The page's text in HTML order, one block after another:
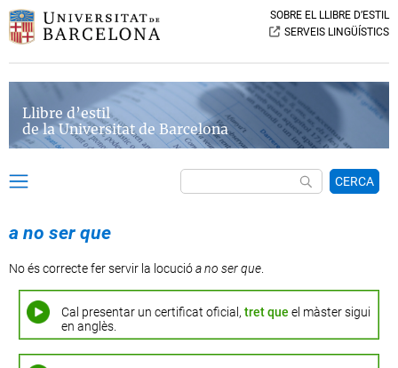
SOBRE EL LLIBRE D’ESTIL
SERVEIS LINGÜÍSTICS
Llibre d’estil
de la Universitat de Barcelona
CERCA
a no ser que
No és correcte fer servir la locucióa no ser que.
Cal presentar un certificat oficial,tret que el màster sigui
en anglès.